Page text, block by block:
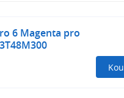
6 Magenta pro